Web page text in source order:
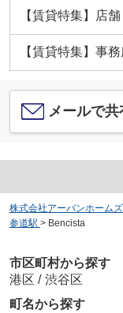
【賃貸特集】店舗
【賃貸特集】事
メールで共
株式会社アーバンホームズ
参道駅 > Bencista
市区町村から探す
港区 / 渋谷区
町名から探す